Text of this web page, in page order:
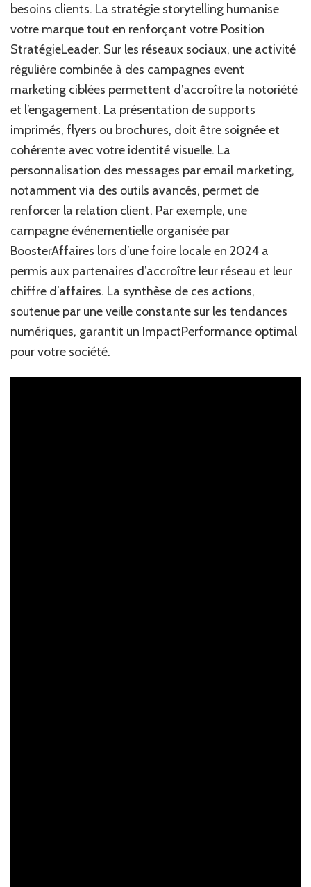
besoins clients. La stratégie storytelling humanise
votre marque tout en renforçant votre Position
StratégieLeader. Sur les réseaux sociaux, une activité
régulière combinée à des campagnes event
marketing ciblées permettent d’accroître la notoriété
et l’engagement. La présentation de supports
imprimés, flyers ou brochures, doit être soignée et
cohérente avec votre identité visuelle. La
personnalisation des messages par email marketing,
notamment via des outils avancés, permet de
renforcer la relation client. Par exemple, une
campagne événementielle organisée par
BoosterAffaires lors d’une foire locale en 2024 a
permis aux partenaires d’accroître leur réseau et leur
chiffre d’affaires. La synthèse de ces actions,
soutenue par une veille constante sur les tendances
numériques, garantit un ImpactPerformance optimal
pour votre société.